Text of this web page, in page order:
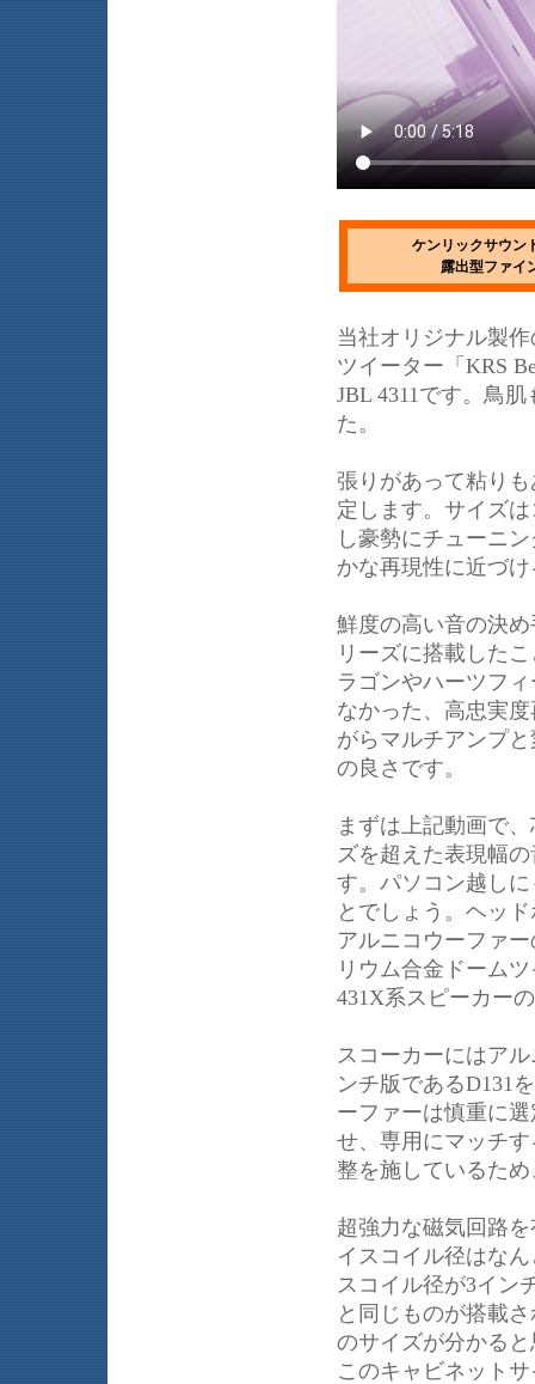
ケンリックサウン
露出型ファイ
当社オリジナル製
ツイーター「KRS
JBL 4311です。鳥
た。
張りがあって粘り
定します。サイズ
し豪勢にチューニ
かな再現性に近づ
鮮度の高い音の決
リーズに搭載した
ラゴンやハーツフ
なかった、高忠実
がらマルチアンプ
の良さです。
まずは上記動画で
ズを超えた表現幅
す。パソコン越し
とでしょう。ヘッ
アルニコウーファ
リウム合金ドーム
431X系スピーカー
スコーカーにはア
ンチ版であるD131
ーファーは慎重に
せ、専用にマッチ
整を施しているた
超強力な磁気回路
イスコイル径はな
スコイル径が3イン
と同じものが搭載
のサイズが分かる
このキャビネット